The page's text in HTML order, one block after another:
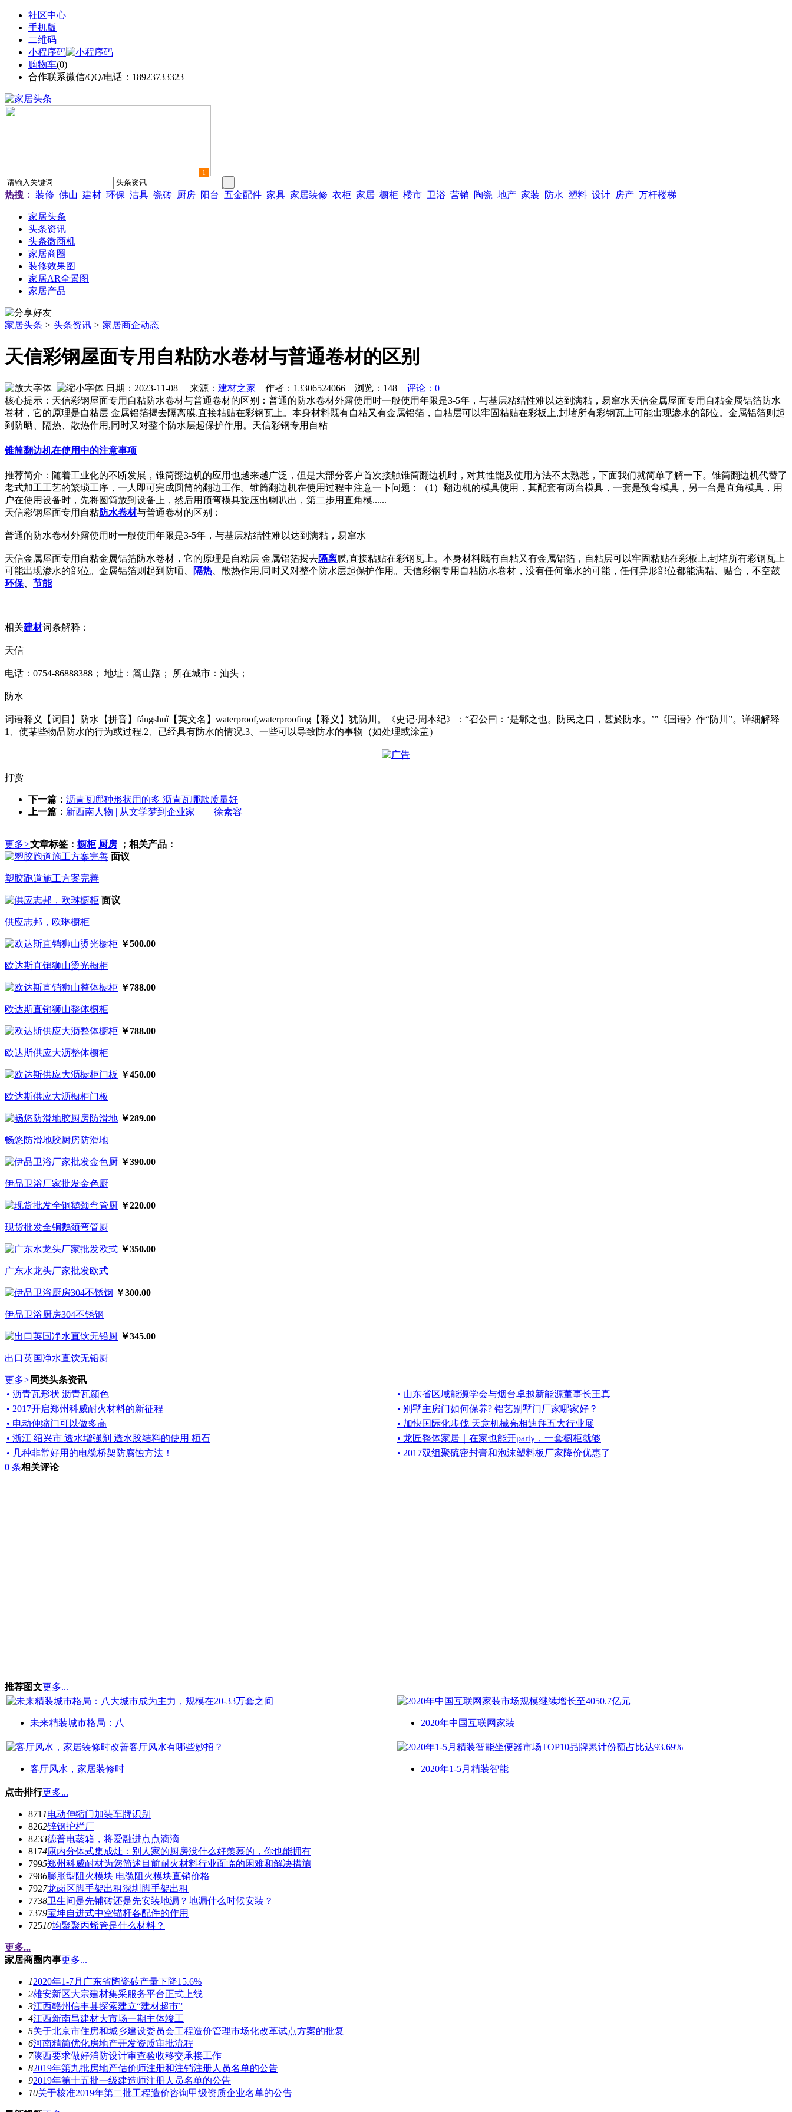
社区中心
手机版
二维码
小程序码
购物车(0)
合作联系微信/QQ/电话：18923733323
1
热搜： 装修 佛山 建材 环保 洁具 瓷砖 厨房 阳台 五金配件 家具 家居装修 衣柜 家居 橱柜 楼市 卫浴 营销 陶瓷 地产 家装 防水 塑料 设计 房产 万杆楼梯
家居头条
头条资讯
头条微商机
家居商圈
装修效果图
家居AR全景图
家居产品
家居头条 > 头条资讯 > 家居商企动态
天信彩钢屋面专用自粘防水卷材与普通卷材的区别
日期：2023-11-08 来源： 建材之家 作者：13306524066 浏览： 148
评论：0
核心提示：天信彩钢屋面专用自粘防水卷材与普通卷材的区别：普通的防水卷材外露使用时一般使用年限是3-5年，与基层粘结性难以达到满粘，易窜水天信金属屋面专用自粘金属铝箔防水
卷材，它的原理是自粘层 金属铝箔揭去隔离膜,直接粘贴在彩钢瓦上。本身材料既有自粘又有金属铝箔，自粘层可以牢固粘贴在彩板上,封堵所有彩钢瓦上可能出现渗水的部位。金属铝箔则起
到防晒、隔热、散热作用,同时又对整个防水层起保护作用。天信彩钢专用自粘
锥筒翻边机在使用中的注意事项
推荐简介：随着工业化的不断发展，锥筒翻边机的应用也越来越广泛，但是大部分客户首次接触锥筒翻边机时，对其性能及使用方法不太熟悉，下面我们就简单了解一下。锥筒翻边机代替了
老式加工工艺的繁琐工序，一人即可完成圆筒的翻边工作。锥筒翻边机在使用过程中注意一下问题：（1）翻边机的模具使用，其配套有两台模具，一套是预弯模具，另一台是直角模具，用
户在使用设备时，先将圆筒放到设备上，然后用预弯模具旋压出喇叭出，第二步用直角模......
天信彩钢屋面专用自粘防水卷材与普通卷材的区别：
普通的防水卷材外露使用时一般使用年限是3-5年，与基层粘结性难以达到满粘，易窜水
天信金属屋面专用自粘金属铝箔防水卷材，它的原理是自粘层 金属铝箔揭去隔离膜,直接粘贴在彩钢瓦上。本身材料既有自粘又有金属铝箔，自粘层可以牢固粘贴在彩板上,封堵所有彩钢瓦上
可能出现渗水的部位。金属铝箔则起到防晒、
隔热 、散热作用,同时又对整个防水层起保护作用。天信彩钢专用自粘防水卷材，没有任何窜水的可能，任何异形部位都能满粘、贴合，不空鼓
环保
节能
相关建材词条解释：
天信
电话：0754-86888388； 地址：篙山路； 所在城市：汕头；
防水
词语释义【词目】防水【拼音】fángshuǐ【英文名】waterproof,waterproofing【释义】犹防川。《史记·周本纪》：“召公曰：‘是鄣之也。防民之口，甚於防水。’”《国语》作“防川”。详细解释
1、使某些物品防水的行为或过程.2、已经具有防水的情况.3、一些可以导致防水的事物（如处理或涂盖）
打赏
下一篇： 沥青瓦哪种形状用的多 沥青瓦哪款质量好
上一篇： 新西南人物 | 从文学梦到企业家——徐素容
更多>文章标签： 橱柜 厨房 ；相关产品：
面议
塑胶跑道施工方案完善
面议
供应志邦，欧琳橱柜
￥500.00
欧达斯直销狮山烫光橱柜
￥788.00
欧达斯直销狮山整体橱柜
￥788.00
欧达斯供应大沥整体橱柜
￥450.00
欧达斯供应大沥橱柜门板
￥289.00
畅悠防滑地胶厨房防滑地
￥390.00
伊品卫浴厂家批发金色厨
￥220.00
现货批发全铜鹅颈弯管厨
￥350.00
广东水龙头厂家批发欧式
￥300.00
伊品卫浴厨房304不锈钢
￥345.00
出口英国净水直饮无铅厨
更多> 同类头条资讯
• 沥青瓦形状 沥青瓦颜色
• 山东省区域能源学会与烟台卓越新能源董事长王真
• 2017开启郑州科威耐火材料的新征程
• 别墅主房门如何保养? 铝艺别墅门厂家哪家好？
• 电动伸缩门可以做多高
• 加快国际化步伐 天意机械亮相迪拜五大行业展
• 浙江 绍兴市 透水增强剂 透水胶结料的使用 桓石
• 龙匠整体家居｜在家也能开party，一套橱柜就够
• 几种非常好用的电缆桥架防腐蚀方法！
• 2017双组聚硫密封膏和泡沫塑料板厂家降价优惠了
0 条相关评论
推荐图文更多...
未来精装城市格局：八 2020年中国互联网家装
客厅风水，家居装修时 2020年1-5月精装智能
点击排行更多...
871 1电动伸缩门加装车牌识别
8262锌钢护栏厂
8233德普电蒸箱，将爱融进点点滴滴
8174康内分体式集成灶：别人家的厨房没什么好羡慕的，你也能拥有
7995郑州科威耐材为您简述目前耐火材料行业面临的困难和解决措施
7986膨胀型阻火模块 电缆阻火模块直销价格
7927龙岗区脚手架出租深圳脚手架出租
7738卫生间是先铺砖还是先安装地漏？地漏什么时候安装？
7379宝坤自进式中空锚杆各配件的作用
72510均聚聚丙烯管是什么材料？
更多...
家居商圈内事更多...
12020年1-7月广东省陶瓷砖产量下降15.6%
2雄安新区大宗建材集采服务平台正式上线
3江西赣州信丰县探索建立“建材超市”
4江西新南昌建材大市场一期主体竣工
5关于北京市住房和城乡建设委员会工程造价管理市场化改革试点方案的批复
6河南精简优化房地产开发资质审批流程
7陕西要求做好消防设计审查验收移交承接工作
82019年第九批房地产估价师注册和注销注册人员名单的公告
92019年第十五批一级建造师注册人员名单的公告
10关于核准2019年第二批工程造价咨询甲级资质企业名单的公告